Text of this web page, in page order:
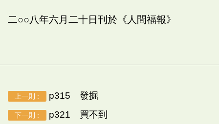
二○○八年六月二十日刊於《人間福報》
上一則 : p315 發掘
下一則 : p321 買不到